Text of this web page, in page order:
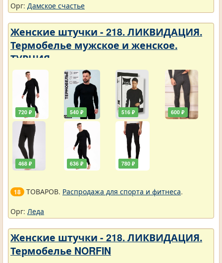
Орг: Дамское счастье
Женские штучки - 218. ЛИКВИДАЦИЯ.
Термобелье мужское и женское.
ТУРЦИЯ
720 ₽
468 ₽
540 ₽
636 ₽
516 ₽
780 ₽
600 ₽
18 ТОВАРОВ. Распродажа для спорта и фитнеса.
Орг: Леда
Женские штучки - 218. ЛИКВИДАЦИЯ.
Термобелье NORFIN